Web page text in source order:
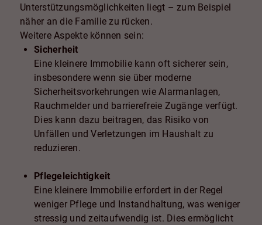
Unterstützungsmöglichkeiten liegt – zum Beispiel
näher an die Familie zu rücken.
Weitere Aspekte können sein:
Sicherheit
Eine kleinere Immobilie kann oft sicherer sein,
insbesondere wenn sie über moderne
Sicherheitsvorkehrungen wie Alarmanlagen,
Rauchmelder und barrierefreie Zugänge verfügt.
Dies kann dazu beitragen, das Risiko von
Unfällen und Verletzungen im Haushalt zu
reduzieren.
Pflegeleichtigkeit
Eine kleinere Immobilie erfordert in der Regel
weniger Pflege und Instandhaltung, was weniger
stressig und zeitaufwendig ist. Dies ermöglicht